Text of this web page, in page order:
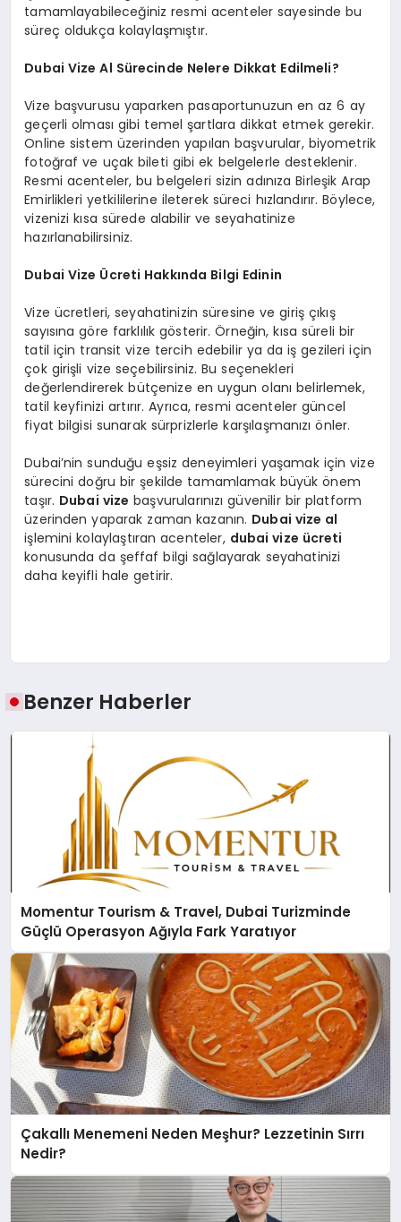
tamamlayabileceğiniz resmi acenteler sayesinde bu
süreç oldukça kolaylaşmıştır.
Dubai Vize Al Sürecinde Nelere Dikkat Edilmeli?
Vize başvurusu yaparken pasaportunuzun en az 6 ay
geçerli olması gibi temel şartlara dikkat etmek gerekir.
Online sistem üzerinden yapılan başvurular, biyometrik
fotoğraf ve uçak bileti gibi ek belgelerle desteklenir.
Resmi acenteler, bu belgeleri sizin adınıza Birleşik Arap
Emirlikleri yetkililerine ileterek süreci hızlandırır. Böylece,
vizenizi kısa sürede alabilir ve seyahatinize
hazırlanabilirsiniz.
Dubai Vize Ücreti Hakkında Bilgi Edinin
Vize ücretleri, seyahatinizin süresine ve giriş çıkış
sayısına göre farklılık gösterir. Örneğin, kısa süreli bir
tatil için transit vize tercih edebilir ya da iş gezileri için
çok girişli vize seçebilirsiniz. Bu seçenekleri
değerlendirerek bütçenize en uygun olanı belirlemek,
tatil keyfinizi artırır. Ayrıca, resmi acenteler güncel
fiyat bilgisi sunarak sürprizlerle karşılaşmanızı önler.
Dubai’nin sunduğu eşsiz deneyimleri yaşamak için vize
sürecini doğru bir şekilde tamamlamak büyük önem
taşır. Dubai vize başvurularınızı güvenilir bir platform
üzerinden yaparak zaman kazanın. Dubai vize al
işlemini kolaylaştıran acenteler, dubai vize ücreti
konusunda da şeffaf bilgi sağlayarak seyahatinizi
daha keyifli hale getirir.
Benzer Haberler
Momentur Tourism & Travel, Dubai Turizminde
Güçlü Operasyon Ağıyla Fark Yaratıyor
Çakallı Menemeni Neden Meşhur? Lezzetinin Sırrı
Nedir?